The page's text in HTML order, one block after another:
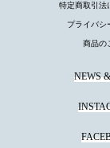
特定商取引法
プライバシ
商品の
NEWS